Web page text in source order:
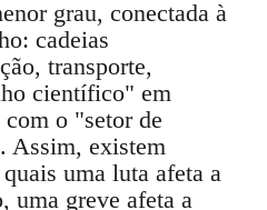
grau, conectada à
cadeias
transporte,
científico" em
o "setor de
Assim, existem
uma luta afeta a
uma greve afeta a